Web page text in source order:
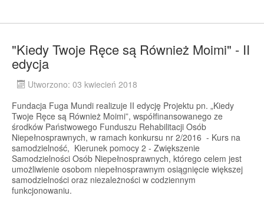
"Kiedy Twoje Ręce są Również Moimi" - II
edycja
Utworzono: 03 kwiecień 2018
Fundacja Fuga Mundi realizuje II edycję Projektu pn. „Kiedy
Twoje Ręce są Również Moimi”, współfinansowanego ze
środków Państwowego Funduszu Rehabilitacji Osób
Niepełnosprawnych, w ramach konkursu nr 2/2016 - Kurs na
samodzielność, Kierunek pomocy 2 - Zwiększenie
Samodzielności Osób Niepełnosprawnych, którego celem jest
umożliwienie osobom niepełnosprawnym osiągnięcie większej
samodzielności oraz niezależności w codziennym
funkcjonowaniu.